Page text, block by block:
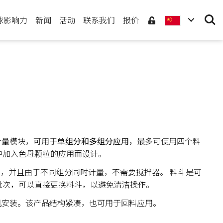
影响力 新闻 活动 联系我们 报价 Search
模块，可用于单组分和多组分应用， 最多可使用四个料
入色母颗粒的应用而设计。
并且由于不同组分同时计量，不需要搅拌器。 料斗是可
，可以直接更换料斗，以避免清洁操作。
装。该产品结构紧凑，也可用于回料应用。